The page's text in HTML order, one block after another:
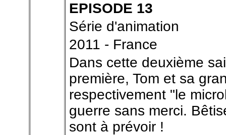
EPISODE 13
Série d'animation
2011 - France
Dans cette deuxième
première, Tom et sa
respectivement "le
guerre sans merci.
sont à prévoir !